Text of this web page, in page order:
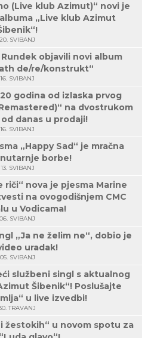
(Live klub Azimut)“ novi je
„Live klub Azimut
20. SVIBANJ
objavili novi album
de/re/konstrukt“
16. SVIBANJ
20 godina od izlaska prvog
na dvostrukom
danas u prodaji!
16. SVIBANJ
„Happy Sad“ je mračna
borbe!
13. SVIBANJ
riči“ nova je pjesma Marine
na ovogodišnjem CMC
u Vodicama!
06. SVIBANJ
„Ja ne želim ne“, dobio je
uradak!
05. SVIBANJ
službeni singl s aktualnog
Šibenik“! Poslušajte
u live izvedbi!
TRAVANJ
žestokih“ u novom spotu za